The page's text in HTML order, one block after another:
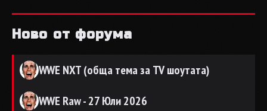
Ново от форума
WWE NXT (обща тема за TV шоутата)
WWE Raw - 27 Юли 2026